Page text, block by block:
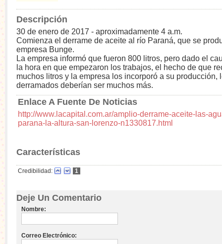
Descripción
30 de enero de 2017 - aproximadamente 4 a.m.
Comienza el derrame de aceite al río Paraná, que se
empresa Bunge.
La empresa informó que fueron 800 litros, pero dado el
la hora en que empezaron los trabajos, el hecho de que
muchos litros y la empresa los incorporó a su producción,
derramados deberían ser muchos más.
Enlace A Fuente De Noticias
http://www.lacapital.com.ar/amplio-derrame-aceite-las-
parana-la-altura-san-lorenzo-n1330817.html
Características
Credibilidad: 1
Deje Un Comentario
Nombre:
Correo Electrónico: